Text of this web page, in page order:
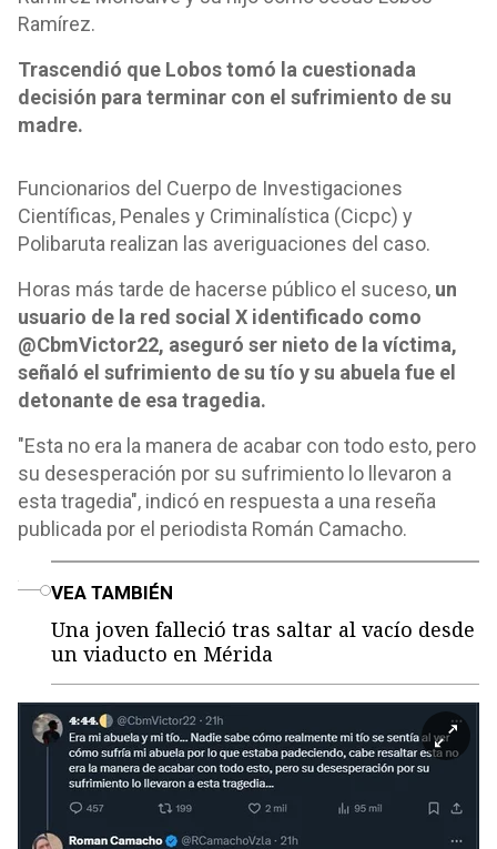
Ramírez.
Trascendió que Lobos tomó la cuestionada
decisión para terminar con el sufrimiento de su
madre.
Funcionarios del Cuerpo de Investigaciones
Científicas, Penales y Criminalística (Cicpc) y
Polibaruta realizan las averiguaciones del caso.
Horas más tarde de hacerse público el suceso, un
usuario de la red social X identificado como
@CbmVictor22, aseguró ser nieto de la víctima,
señaló el sufrimiento de su tío y su abuela fue el
detonante de esa tragedia.
"Esta no era la manera de acabar con todo esto, pero
su desesperación por su sufrimiento lo llevaron a
esta tragedia", indicó en respuesta a una reseña
publicada por el periodista Román Camacho.
VEA TAMBIÉN
Una joven falleció tras saltar al vacío desde
un viaducto en Mérida